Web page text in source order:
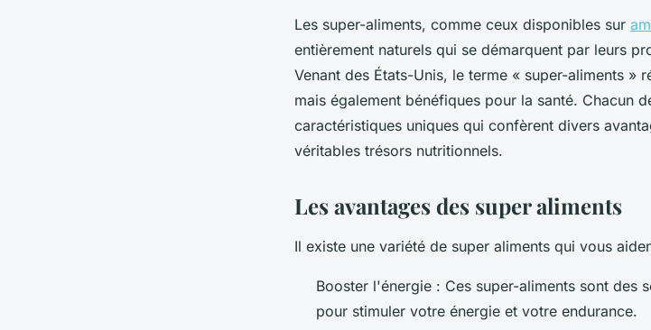
Les super-aliments, comme ceux disponibles sur
entièrement naturels qui se démarquent par leurs
Venant des États-Unis, le terme « super-aliments »
mais également bénéfiques pour la santé. Chacun
caractéristiques uniques qui confèrent divers
véritables trésors nutritionnels.
Les avantages des super aliments
Il existe une variété de super aliments qui vous
Booster l'énergie : Ces super-aliments sont des
pour stimuler votre énergie et votre endurance.